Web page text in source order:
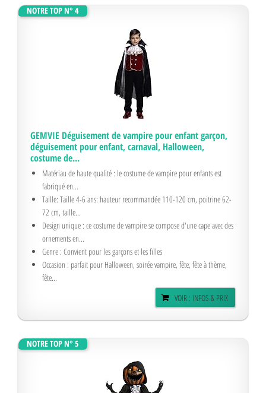
NOTRE TOP N° 4
GEMVIE Déguisement de vampire pour enfant garçon,
déguisement pour enfant, carnaval, Halloween,
costume de...
Matériau de haute qualité : le costume de vampire pour enfants est
fabriqué en...
Taille: Taille 4-6 ans: hauteur recommandée 110-120 cm, poitrine 62-
72 cm, taille...
Design unique : ce costume de vampire se compose d'une cape avec des
ornements en...
Genre : Convient pour les garçons et les filles
Occasion : parfait pour Halloween, soirée vampire, fête, fête à thème,
fête...
VOIR : INFOS & PRIX
NOTRE TOP N° 5